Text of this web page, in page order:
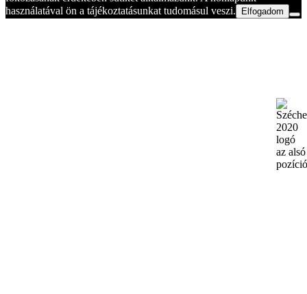
használatával ön a tájékoztatásunkat tudomásul veszi.
Elfogadom